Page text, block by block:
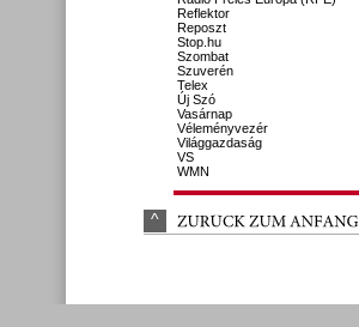
Reflektor
Reposzt
Stop.hu
Szombat
Szuverén
Telex
Új Szó
Vasárnap
Véleményvezér
Világgazdaság
VS
WMN
^ ZURÜCK ZUM ANFANG